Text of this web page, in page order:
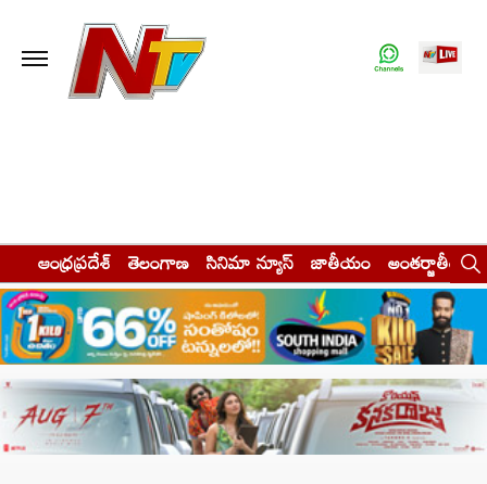
ఆంధ్రప్రదేశ్ తెలంగాణ సినిమా న్యూస్ జాతీయం అంతర్జాతీయం